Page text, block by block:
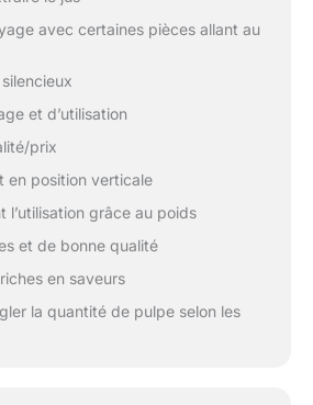
avec certaines pièces allant au
et d’utilisation
prix
en position verticale
l’utilisation grâce au poids
et de bonne qualité
en saveurs
la quantité de pulpe selon les